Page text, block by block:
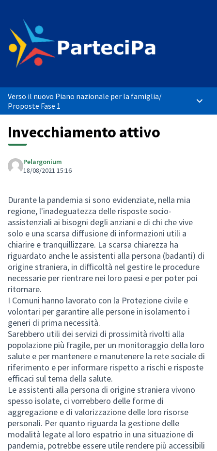
Verso il nuovo Piano nazionale per la famiglia/
Proposte Fase 1
Invecchiamento attivo
Pelargonium
18/08/2021 15:16
Durante la pandemia si sono evidenziate, nella mia
regione, l'inadeguatezza delle risposte socio-
assistenziali ai bisogni degli anziani e di chi che vive
solo e una scarsa diffusione di informazioni utili a
chiarire e tranquillizzare. La scarsa chiarezza ha
riguardato anche le assistenti alla persona (badanti) di
origine straniera, in difficoltà nel gestire le procedure
necessarie per rientrare nei loro paesi e per poter poi
ritornare.
I Comuni hanno lavorato con la Protezione civile e
volontari per garantire alle persone in isolamento i
generi di prima necessità.
Sarebbero utili dei servizi di prossimità rivolti alla
popolazione più fragile, per un monitoraggio della loro
salute e per mantenere e manutenere la rete sociale di
riferimento e per informare rispetto a rischi e risposte
efficaci sul tema della salute.
Le assistenti alla persona di origine straniera vivono
spesso isolate, ci vorrebbero delle forme di
aggregazione e di valorizzazione delle loro risorse
personali. Per quanto riguarda la gestione delle
modalità legate al loro espatrio in una situazione di
pandemia, potrebbe essere utile rendere più accessibili